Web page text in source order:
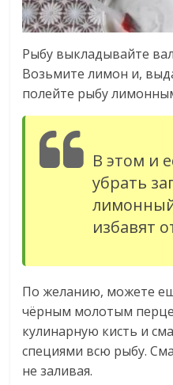
Рыбу выкладывайте
Возьмите лимон и,
полейте рыбу
В этом и
убрать
лимонный
избавят
По желанию, можете
чёрным молотым
кулинарную кисть и
специями всю рыбу.
не заливая.